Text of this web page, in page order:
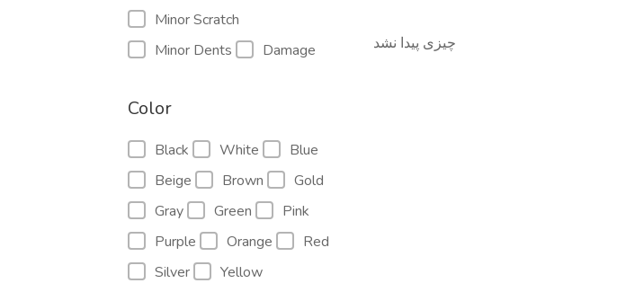
Minor Scratch
Minor Dents
Damage
Color
Black White
Blue
Beige
Brown
Gold
Gray
Green
Pink
Purple
Orange
Red
Silver
Yellow
چیزی پیدا نشد